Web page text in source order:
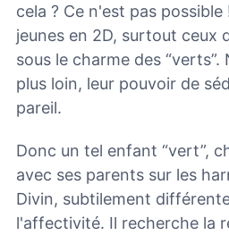
cela ? Ce n'est pas possible
jeunes en 2D, surtout ceux
sous le charme des
plus loin, leur pouvoir de
pareil.
Donc un tel enfant “vert”,
avec ses parents sur les
Divin, subtilement
l'affectivité. Il recherche la